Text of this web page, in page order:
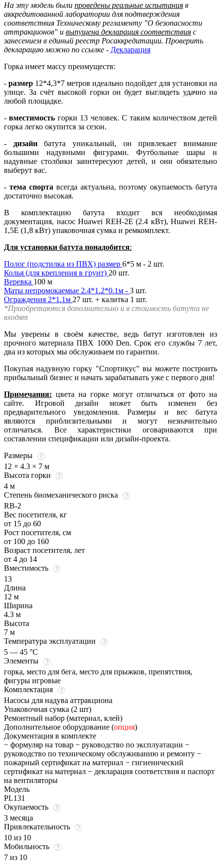
На эту модель были проведены реальные испытания в
аккредитованной лаборатории для подтверждения
соответствия Техническому регламенту "О безопасности
аттракционов" и выпущена декларация соответствия с
занесением в единый реестр Росаккредитации. Проверить
декларацию можно по ссылке - Декларация
Горка имеет массу преимуществ:
- размер 12*4,3*7 метров идеально подойдет для установки на
улице. За счёт высокой горки он будет выглядеть удачно на
любой площадке.
-вместимость горки 13 человек. С таким количеством детей
горка легко окупится за сезон.
- дизайнбатута уникальный, он привлекает внимание
большими надувными фигурами. Футбольные шары и
надувные столбики заинтересуют детей, и они обязательно
выберут вас.
- тема спорта всегда актуальна, поэтому окупаемость батута
достаточно высокая.
В комплектацию батута входит вся необходимая
документация, насос Huawei REH-2E (2.4 кВт), Huawei REH-
1,5E (1,8 кВт) упаковочная сумка и ремкомплект.
Для установки батута понадобится:
Полог (подстилка из ПВХ) размер 6*5 м - 2 шт.
Колья (для крепления в грунт) 20 шт.
Веревка 100 м
Маты непромокаемые 2.4*1.2*0.1м - 3 шт.
Ограждения 2*1.1м 27 шт. + калитка 1 шт.
*Приобретаются дополнительно и в стоимость батута не
входят
Мы уверены в своём качестве, ведь батут изготовлен из
прочного материала ПВХ 1000 Den. Срок его службы 7 лет,
два из которых мы обслуживаем по гарантии.
Покупая надувную горку "Спортикус" вы можете построить
прибыльный бизнес и начать зарабатывать уже с первого дня!
Примечания: цвета на горке могут отличаться от фото на
сайте. Игровой дизайн может быть изменен без
предварительного уведомления. Размеры и вес батута
являются приблизительными и могут незначительно
отличаться. Все характеристики оговариваются при
составлении спецификации или дизайн-проекта.
Размеры
12 × 4.3 × 7 м
Высота горки
4 м
Степень биомеханического риска
RB-2
Вес посетителя, кг
от 15 до 60
Рост посетителя, см
от 100 до 160
Возраст посетителя, лет
от 4 до 14
Вместимость
13
Длина
12 м
Ширина
4.3 м
Высота
7 м
Температура эксплуатации
5 — 45 °C
Элементы
горка, место для бега, место для прыжков, препятствия,
фигуры игровые
Комплектация
Насосы для надува аттракциона
Упаковочная сумка (2 шт)
Ремонтный набор (материал, клей)
Дополнительное оборудование (опция)
Документация в комплекте
− формуляр на товар − руководство по эксплуатации −
руководство по техническому обслуживанию и ремонту −
пожарный сертификат на материал − гигиенический
сертификат на материал − декларация соответствия и паспорт
на вентиляторы
Модель
PL131
Окупаемость
3 месяца
Привлекательность
10 из 10
Мобильность
7 из 10